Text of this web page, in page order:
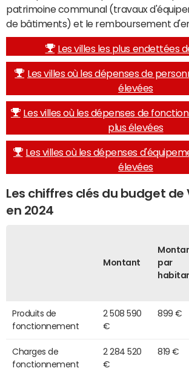
patrimoine communal (travaux
de bâtiments) et le remboursement
Les villes les plus endettées
Les villes où les dépenses de
élevées
Les villes où les dépenses de
plus élevées
Les villes où les dépenses
élevées
Les chiffres clés du budget de
en 2024
Montant
par
Produits de
fonctionnement
2 508 590
€
899 €
Charges de
fonctionnement
2 284 520
€
819 €